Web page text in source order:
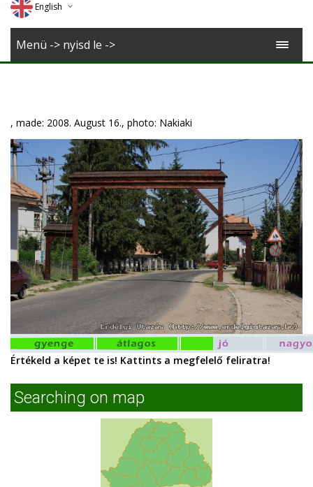
English
Deutsch
Menü -> nyisd le ->
, made: 2008. August 16., photo: Nakiaki
Értékeld a képet te is! Kattints a megfelelő feliratra!
Searching on map